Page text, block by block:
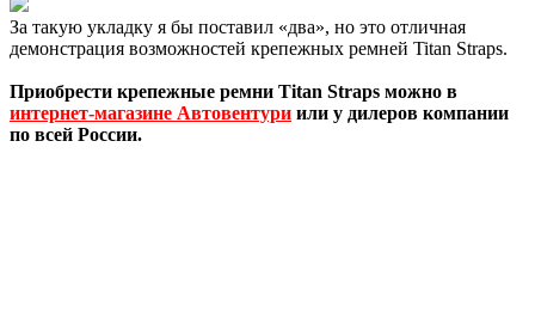
За такую укладку я бы поставил «два», но это отличная
демонстрация возможностей крепежных ремней Titan Straps.
Приобрести крепежные ремни Titan Straps можно в
интернет-магазине Автовентури или у дилеров компании
по всей России.